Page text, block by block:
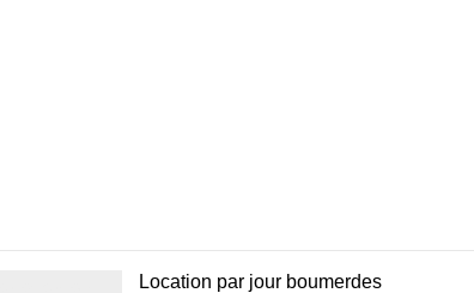
Location par jour boumerdes